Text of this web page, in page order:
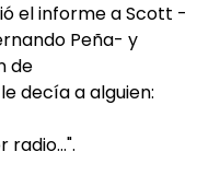
el informe a Scott -
Peña- y
de
decía a alguien:
radio…".